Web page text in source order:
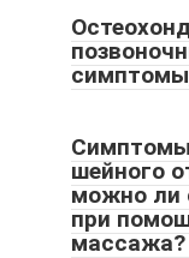
шейного
можно ли
при